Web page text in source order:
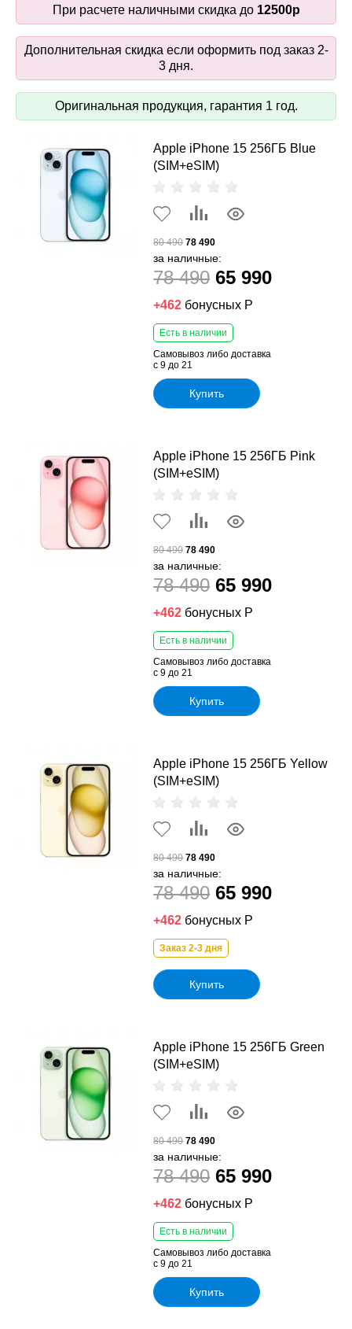
При расчете наличными скидка до 12500р
Дополнительная скидка если оформить под заказ 2-
3 дня.
Оригинальная продукция, гарантия 1 год.
Apple iPhone 15 256ГБ Blue
(SIM+eSIM)
80 490 78 490
за наличные:
78 490 65 990
+462 бонусных Р
Есть в наличии
Самовывоз либо доставка
с 9 до 21
Купить
Apple iPhone 15 256ГБ Pink
(SIM+eSIM)
80 490 78 490
за наличные:
78 490 65 990
+462 бонусных Р
Есть в наличии
Самовывоз либо доставка
с 9 до 21
Купить
Apple iPhone 15 256ГБ Yellow
(SIM+eSIM)
80 490 78 490
за наличные:
78 490 65 990
+462 бонусных Р
Заказ 2-3 дня
Купить
Apple iPhone 15 256ГБ Green
(SIM+eSIM)
80 490 78 490
за наличные:
78 490 65 990
+462 бонусных Р
Есть в наличии
Самовывоз либо доставка
с 9 до 21
Купить